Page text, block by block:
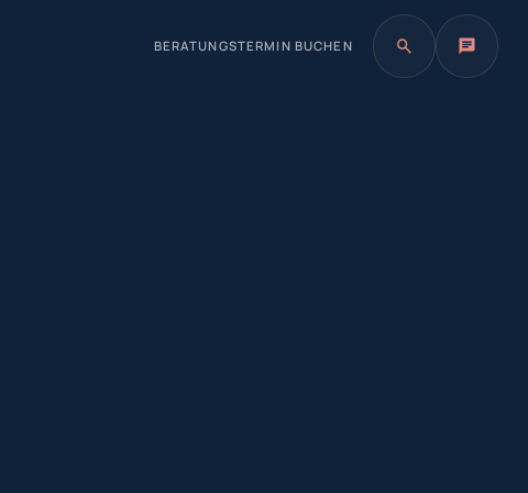
BERATUNGSTERMIN BUCHEN